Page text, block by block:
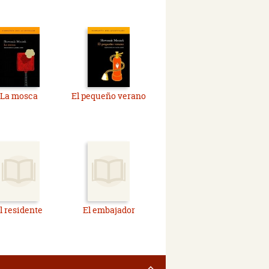
La mosca El pequeño verano
residente El embajador